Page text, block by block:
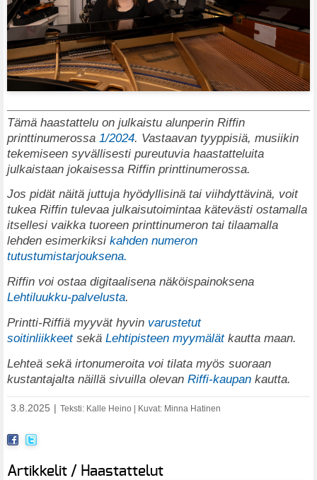
Tämä haastattelu on julkaistu alunperin Riffin
printtinumerossa 1/2024. Vastaavan tyyppisiä, musiikin
tekemiseen syvällisesti pureutuvia haastatteluita
julkaistaan jokaisessa Riffin printtinumerossa.
Jos pidät näitä juttuja hyödyllisinä tai viihdyttävinä, voit
tukea Riffin tulevaa julkaisutoimintaa kätevästi ostamalla
itsellesi vaikka tuoreen printtinumeron tai tilaamalla
lehden esimerkiksi kahden numeron
tutustumistarjouksena.
Riffin voi ostaa digitaalisena näköispainoksena
Lehtiluukku-palvelusta.
Printti-Riffiä myyvät hyvin varustetut
soitinliikkeet sekä Lehtipisteen myymälätkautta maan.
Lehteä sekä irtonumeroita voi tilata myös suoraan
kustantajalta näillä sivuilla olevan Riffi-kaupan kautta.
3.8.2025 Teksti: Kalle Heino | Kuvat: Minna Hatinen
Artikkelit / Haastattelut